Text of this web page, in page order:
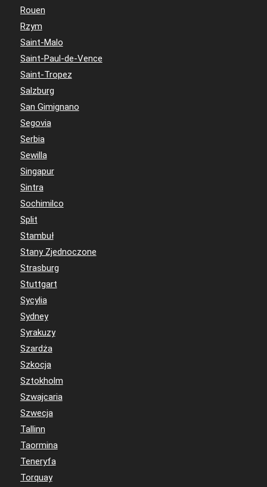
Rouen
Rzym
Saint-Malo
Saint-Paul-de-Vence
Saint-Tropez
Salzburg
San Gimignano
Segovia
Serbia
Sewilla
Singapur
Sintra
Sochimilco
Split
Stambuł
Stany Zjednoczone
Strasburg
Stuttgart
Sycylia
Sydney
Syrakuzy
Szardża
Szkocja
Sztokholm
Szwajcaria
Szwecja
Tallinn
Taormina
Teneryfa
Torquay